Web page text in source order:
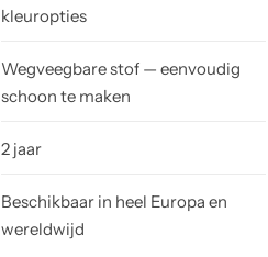
kleuropties
Wegveegbare stof — eenvoudig
schoon te maken
2 jaar
Beschikbaar in heel Europa en
wereldwijd